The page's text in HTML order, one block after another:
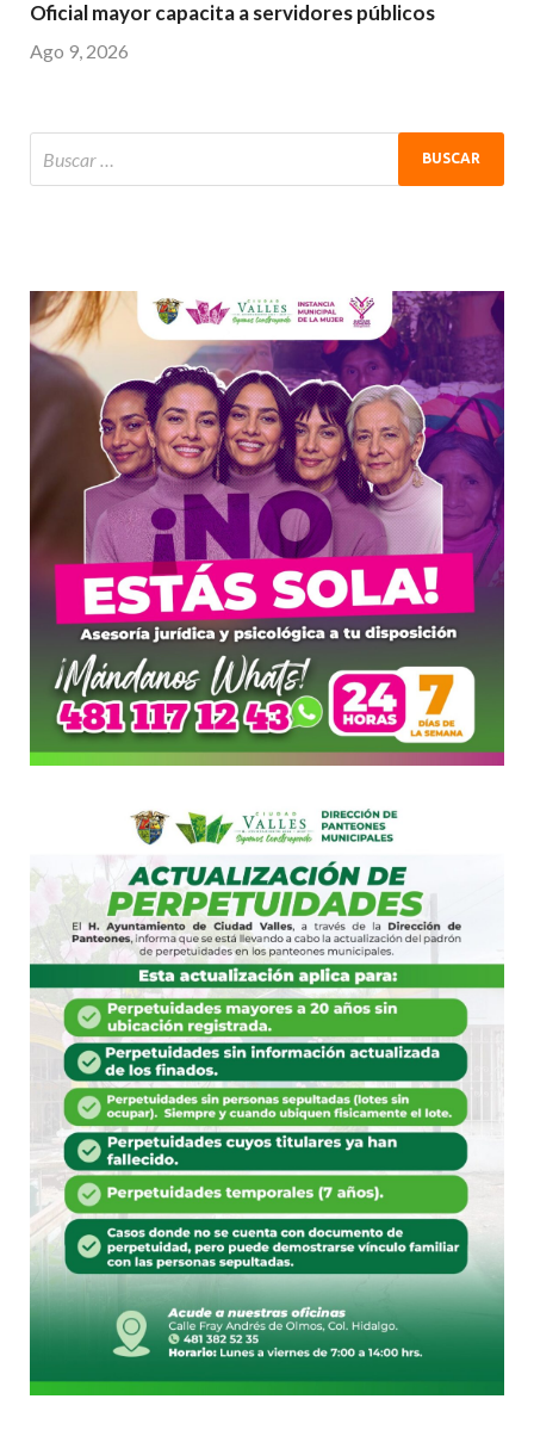
Oficial mayor capacita a servidores públicos
Ago 9, 2026